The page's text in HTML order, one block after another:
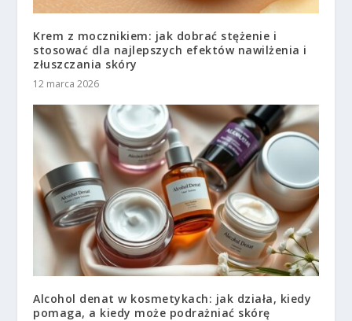
Krem z mocznikiem: jak dobrać stężenie i
stosować dla najlepszych efektów nawilżenia i
złuszczania skóry
12 marca 2026
Alcohol denat w kosmetykach: jak działa, kiedy
pomaga, a kiedy może podrażniać skórę